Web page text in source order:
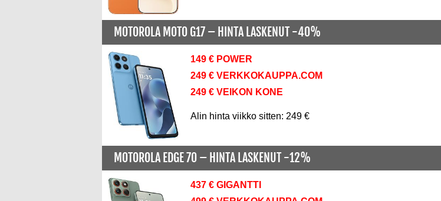
MOTOROLA MOTO G17 – HINTA LASKENUT -40%
149 € POWER
249 € VERKKOKAUPPA.COM
249 € VEIKON KONE
Alin hinta viikko sitten: 249 €
MOTOROLA EDGE 70 – HINTA LASKENUT -12%
437 € GIGANTTI